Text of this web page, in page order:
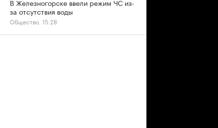
В Железногорске ввели режим ЧС из-
за отсутствия воды
Общество, 15:28